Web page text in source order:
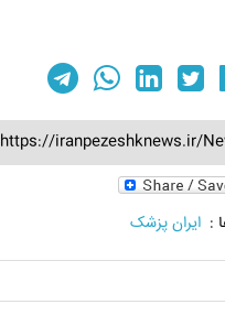
https://iranpezeshknews.ir/
: ایران پزشک